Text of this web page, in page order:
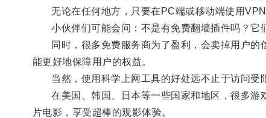
无论在任何地方，只要在PC端或移动端使用VPN
小伙伴们可能会问：不是有免费翻墙插件吗？它
同时，很多免费服务商为了盈利，会卖掉用户的
能更好地保障用户的权益。
当然，使用科学上网工具的好处远不止于访问受
在美国、韩国、日本等一些国家和地区，很多游
片电影，享受超棒的观影体验。